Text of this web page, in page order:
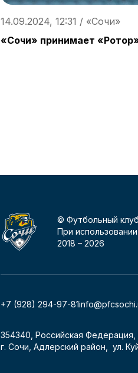
14.09.2024, 12:31 / «Сочи»
«Сочи» принимает
© Футбольный
При
2018 – 2026
+7 (928) 294-97-81
354340, Российская Федерация,
г. Сочи, Адлерский район, ул.